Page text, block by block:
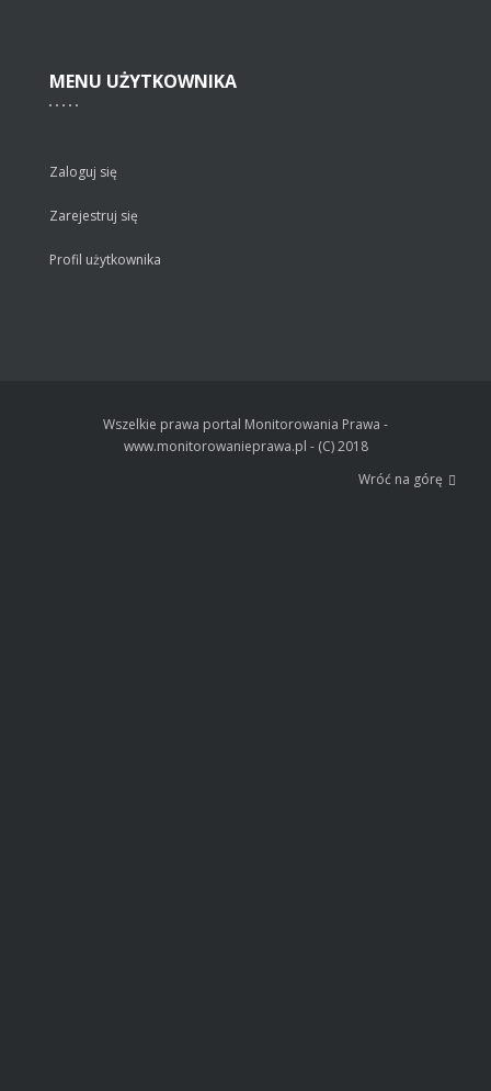
MENU UŻYTKOWNIKA
Zaloguj się
Zarejestruj się
Profil użytkownika
Wszelkie prawa portal Monitorowania Prawa -
www.monitorowanieprawa.pl - (C) 2018
Wróć na górę